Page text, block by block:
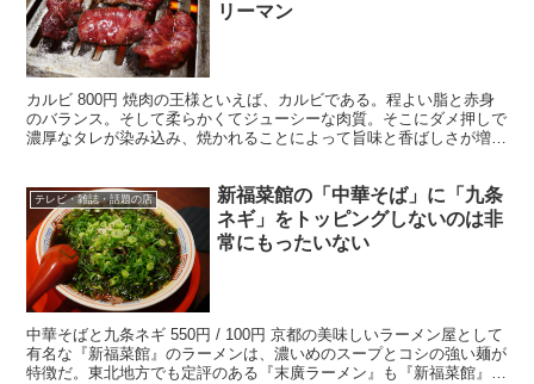
リーマン
カルビ 800円 焼肉の王様といえば、カルビである。程よい脂と赤身
のバランス。そして柔らかくてジューシーな肉質。そこにダメ押しで
濃厚なタレが染み込み、焼かれることによって旨味と香ばしさが増
テレビ・雑誌・話題の店
新福菜館の「中華そば」に「九条
ネギ」をトッピングしないのは非
常にもったいない
中華そばと九条ネギ 550円 / 100円 京都の美味しいラーメン屋として
有名な『新福菜館』のラーメンは、濃いめのスープとコシの強い麺が
特徴だ。東北地方でも定評のある『末廣ラーメン』も『新福菜館』を